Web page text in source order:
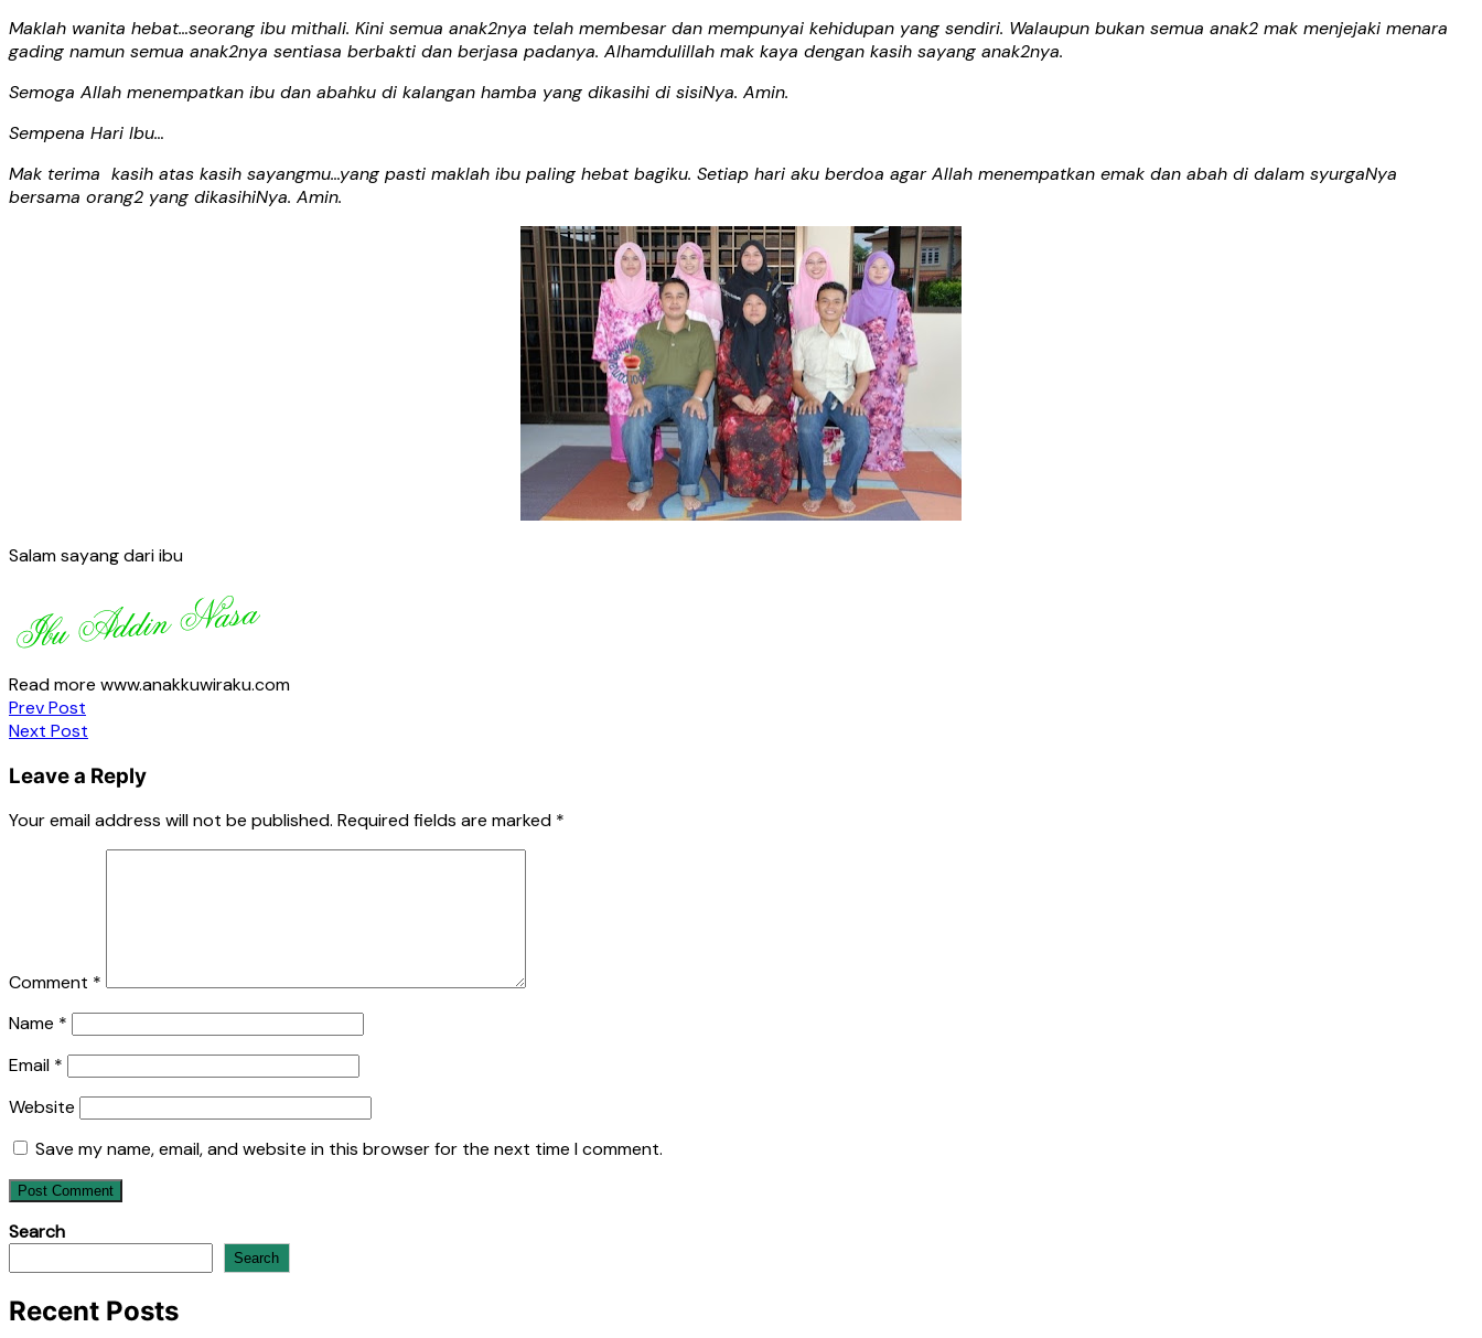
Maklah wanita hebat…seorang ibu mithali. Kini semua anak2nya telah membesar dan mempunyai kehidupan yang sendiri. Walaupun bukan semua anak2 mak menjejaki menara
gading namun semua anak2nya sentiasa berbakti dan berjasa padanya. Alhamdulillah mak kaya dengan kasih sayang anak2nya.
Semoga Allah menempatkan ibu dan abahku di kalangan hamba yang dikasihi di sisiNya. Amin.
Sempena Hari Ibu…
Mak terima kasih atas kasih sayangmu…yang pasti maklah ibu paling hebat bagiku. Setiap hari aku berdoa agar Allah menempatkan emak dan abah di dalam syurgaNya
bersama orang2 yang dikasihiNya. Amin.
Salam sayang dari ibu
Read more www.anakkuwiraku.com
Post
navigation
Prev Post
Next Post
Leave a Reply
Your email address will not be published. Required fields are marked *
Comment *
Name *
Email *
Website
Save my name, email, and website in this browser for the next time I comment.
Search
Search
Recent Posts